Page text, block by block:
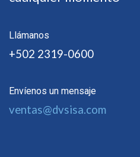
Llámanos
+502 2319-0600
Envíenos un mensaje
ventas@dvsisa.com